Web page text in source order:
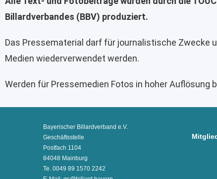
Billardverbandes (BBV) produziert.
Das Pressematerial darf für journalistische Zwecke
Medien wiederverwendet werden.
Werden für Pressemedien Fotos in hoher Auflösung
Bayerischer Billardverband e.V.
Geschäftsstelle
Postfach 1104
84048 Mainburg
Te. 0049 89 1570 2242